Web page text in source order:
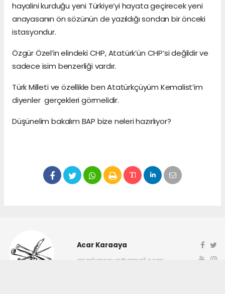
hayalini kurduğu yeni Türkiye’yi hayata geçirecek yeni
anayasanın ön sözünün de yazıldığı sondan bir önceki
istasyondur.
Özgür Özel’in elindeki CHP, Atatürk’ün CHP’si değildir ve
sadece isim benzerliği vardır.
Türk Milleti ve özellikle ben Atatürkçüyüm Kemalist’im
diyenler gerçekleri görmelidir.
Düşünelim bakalım BAP bize neleri hazırlıyor?
Acar Karaaya
acarkaraaya@gmail.com